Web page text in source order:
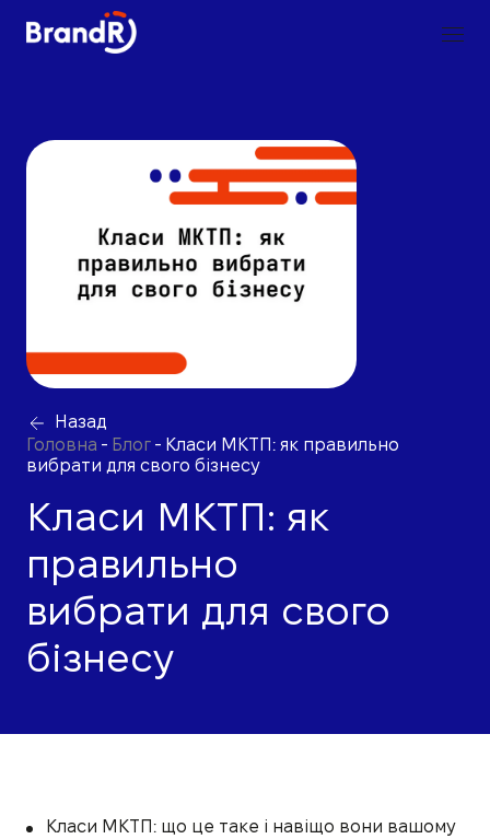
Назад
Головна - Блог - Класи МКТП: як правильно
вибрати для свого бізнесу
Класи МКТП: як
правильно
вибрати для свого
бізнесу
Класи МКТП: що це таке і навіщо вони вашому